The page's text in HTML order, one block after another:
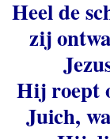
Heel de
zij
Hij roept
Juich,